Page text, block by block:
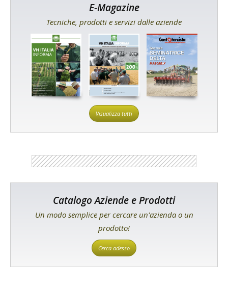
E-Magazine
Tecniche, prodotti e servizi dalle aziende
Visualizza tutti
Catalogo Aziende e Prodotti
Un modo semplice per cercare un'azienda o un
prodotto!
Cerca adesso